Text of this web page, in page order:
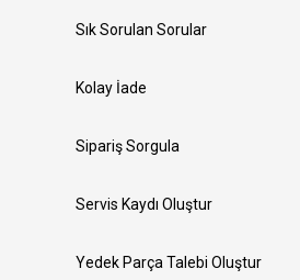
Sık Sorulan Sorular
Kolay İade
Sipariş Sorgula
Servis Kaydı Oluştur
Yedek Parça Talebi Oluştur